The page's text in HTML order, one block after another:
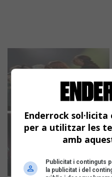
Enderrock
per a utilitzar les
amb
Publicitat i continguts
la publicitat i del